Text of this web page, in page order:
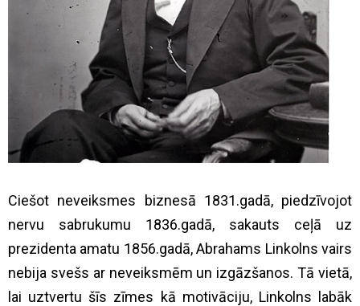
Ciešot neveiksmes biznesā 1831.gadā, piedzīvojot
nervu sabrukumu 1836.gadā, sakauts ceļā uz
prezidenta amatu 1856.gadā, Abrahams Linkolns vairs
nebija svešs ar neveiksmēm un izgāzšanos. Tā vietā,
lai uztvertu šīs zīmes kā motivāciju, Linkolns labāk